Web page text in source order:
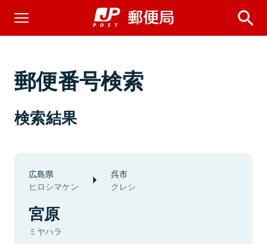
郵便番号検索
検索結果
広島県
ヒロシマケン
呉市
クレシ
宮原
ミヤハラ